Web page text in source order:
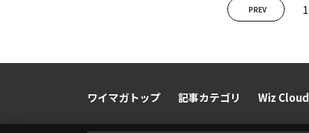
PREV 1
ワイマガトップ 記事カテゴリ Wiz Cloud